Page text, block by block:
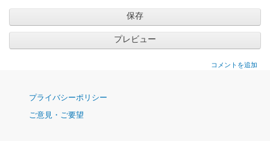
コメントを追加
ナ
ゲ
プライバシーポリシー
ご意見・ご要望